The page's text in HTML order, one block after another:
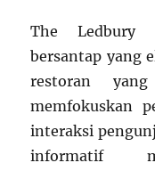
The Ledbury
bersantap yang
restoran
memfokuskan
interaksi
informatif